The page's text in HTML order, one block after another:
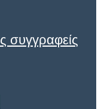
συγγραφείς